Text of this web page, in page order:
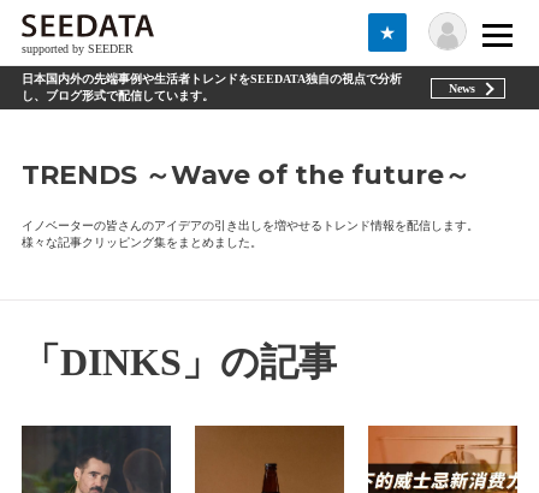
supported by SEEDER
★
日本国内外の先端事例や生活者トレンドをSEEDATA独自の視点で分析
し、ブログ形式で配信しています。
News
TRENDS ～Wave of the future～
イノベーターの皆さんのアイデアの引き出しを増やせるトレンド情報を配信します。
様々な記事クリッピング集をまとめました。
「DINKS」の記事